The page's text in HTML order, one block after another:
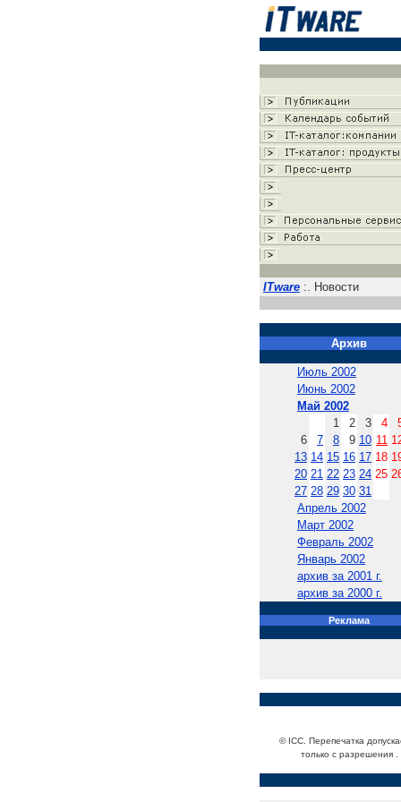
ITware :. Новости
Архив
Июль 2002
Июнь 2002
Май 2002
1
2 3 4
6
7 8 9 10 11
13 14 15 16 17 18
20 21 22 23 24 25
27 28 29 30 31
Апрель 2002
Март 2002
Февраль 2002
Январь 2002
архив за 2001 г.
архив за 2000 г.
Реклама
© ICC. Перепечатка
только с разрешения .